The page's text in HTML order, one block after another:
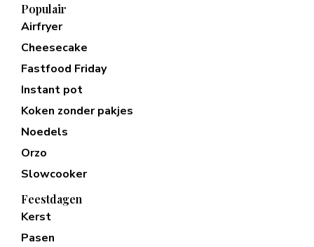
Populair
Airfryer
Cheesecake
Fastfood Friday
Instant pot
Koken zonder pakjes
Noedels
Orzo
Slowcooker
Feestdagen
Kerst
Pasen